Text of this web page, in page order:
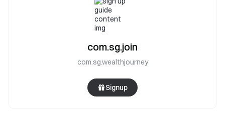
com.sg.join
com.sg.wealthjourney
Signup